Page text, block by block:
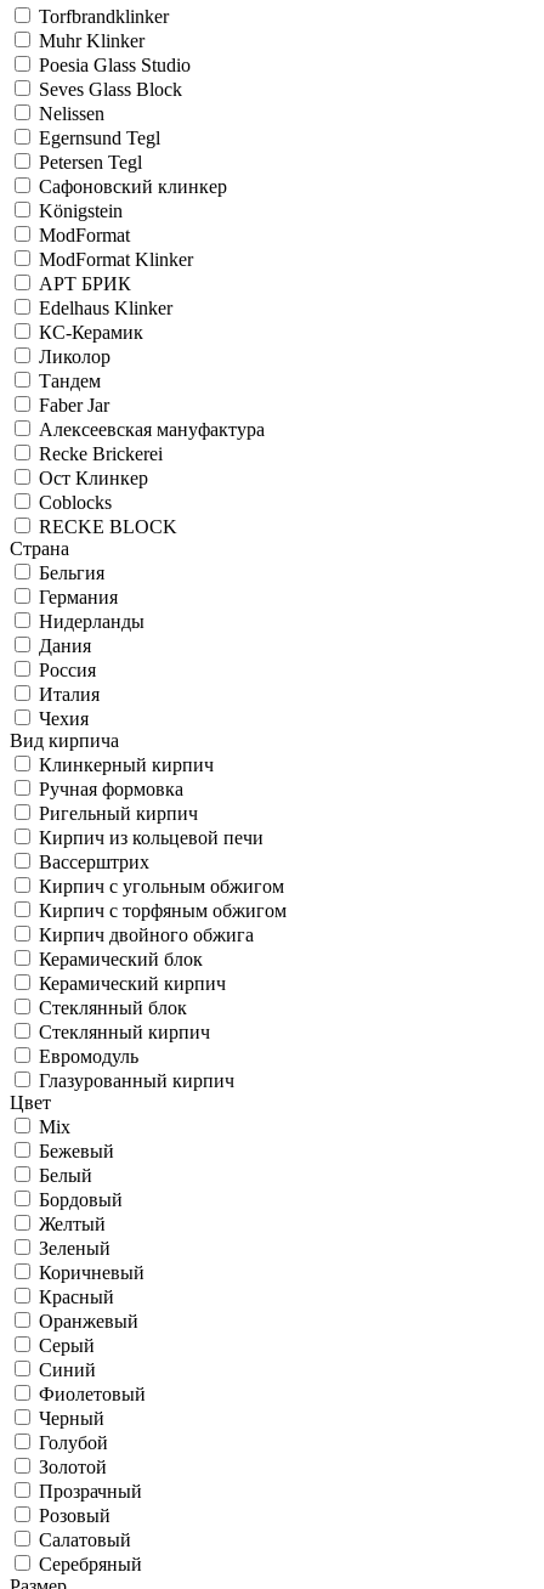
Torfbrandklinker
Muhr Klinker
Poesia Glass Studio
Seves Glass Block
Nelissen
Egernsund Tegl
Petersen Tegl
Сафоновский клинкер
Königstein
ModFormat
ModFormat Klinker
АРТ БРИК
Edelhaus Klinker
КС-Керамик
Ликолор
Тандем
Faber Jar
Алексеевская мануфактура
Recke Brickerei
Ост Клинкер
Coblocks
RECKE BLOCK
Страна
Бельгия
Германия
Нидерланды
Дания
Россия
Италия
Чехия
Вид кирпича
Клинкерный кирпич
Ручная формовка
Ригельный кирпич
Кирпич из кольцевой печи
Вассерштрих
Кирпич с угольным обжигом
Кирпич с торфяным обжигом
Кирпич двойного обжига
Керамический блок
Керамический кирпич
Стеклянный блок
Стеклянный кирпич
Евромодуль
Глазурованный кирпич
Цвет
Mix
Бежевый
Белый
Бордовый
Желтый
Зеленый
Коричневый
Красный
Оранжевый
Серый
Синий
Фиолетовый
Черный
Голубой
Золотой
Прозрачный
Розовый
Салатовый
Серебряный